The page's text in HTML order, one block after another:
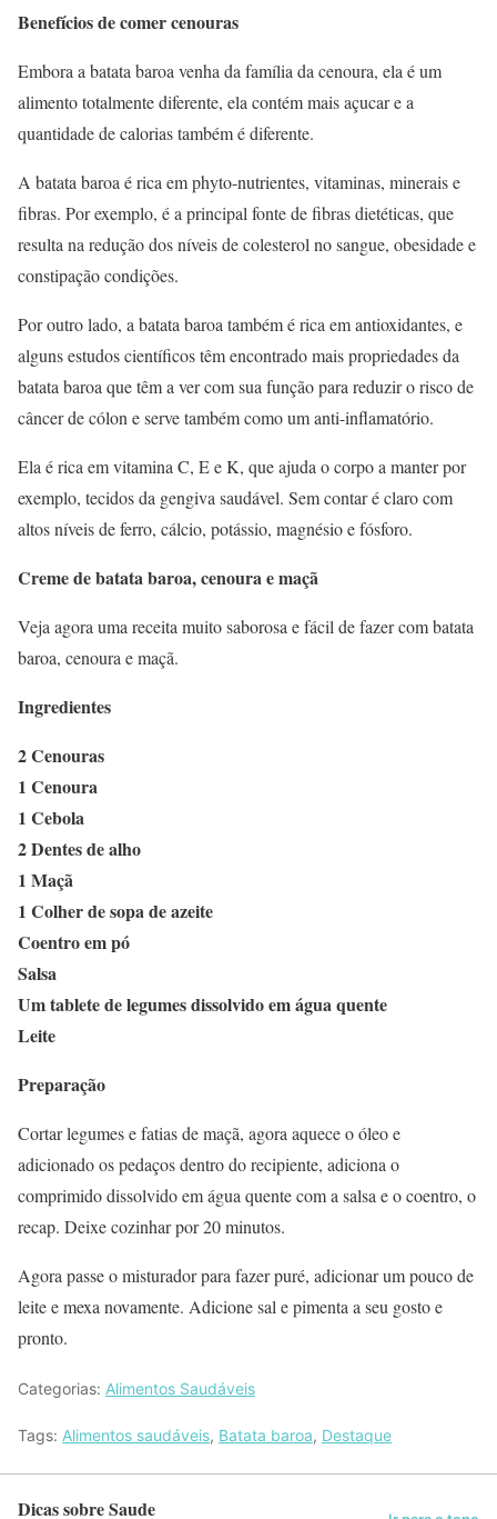
Benefícios de comer cenouras
Embora a batata baroa venha da família da cenoura, ela é um
alimento totalmente diferente, ela contém mais açucar e a
quantidade de calorias também é diferente.
A batata baroa é rica em phyto-nutrientes, vitaminas, minerais e
fibras. Por exemplo, é a principal fonte de fibras dietéticas, que
resulta na redução dos níveis de colesterol no sangue, obesidade e
constipação condições.
Por outro lado, a batata baroa também é rica em antioxidantes, e
alguns estudos científicos têm encontrado mais propriedades da
batata baroa que têm a ver com sua função para reduzir o risco de
câncer de cólon e serve também como um anti-inflamatório.
Ela é rica em vitamina C, E e K, que ajuda o corpo a manter por
exemplo, tecidos da gengiva saudável. Sem contar é claro com
altos níveis de ferro, cálcio, potássio, magnésio e fósforo.
Creme de batata baroa, cenoura e maçã
Veja agora uma receita muito saborosa e fácil de fazer com batata
baroa, cenoura e maçã.
Ingredientes
2 Cenouras
1 Cenoura
1 Cebola
2 Dentes de alho
1 Maçã
1 Colher de sopa de azeite
Coentro em pó
Salsa
Um tablete de legumes dissolvido em água quente
Leite
Preparação
Cortar legumes e fatias de maçã, agora aquece o óleo e
adicionado os pedaços dentro do recipiente, adiciona o
comprimido dissolvido em água quente com a salsa e o coentro, o
recap. Deixe cozinhar por 20 minutos.
Agora passe o misturador para fazer puré, adicionar um pouco de
leite e mexa novamente. Adicione sal e pimenta a seu gosto e
pronto.
Categorias: Alimentos Saudáveis
Tags: Alimentos saudáveis, Batata baroa, Destaque
Dicas sobre Saude